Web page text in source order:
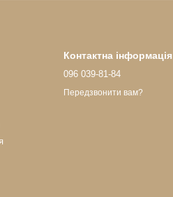
Контактна інформація
096 039-81-84
Передзвонити вам?